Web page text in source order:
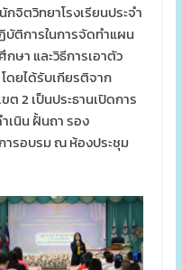
จิตวิทยาโรงเรียนประจำ
บัติการในการจัดทำแผน
ษา และวิธีการเอาตัว
ยได้รับเกียรติจาก
2 เป็นประธานเปิดการ
เนิน ฝั้นถา รอง
ารอบรม ณ ห้องประชุม